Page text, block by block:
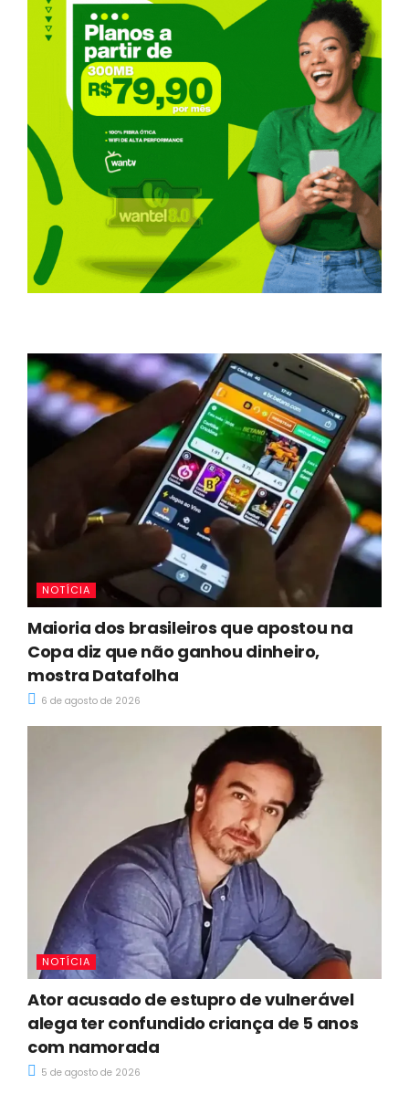
NOTÍCIA
Maioria dos brasileiros que apostou na
Copa diz que não ganhou dinheiro,
mostra Datafolha
6 de agosto de 2026
NOTÍCIA
Ator acusado de estupro de vulnerável
alega ter confundido criança de 5 anos
com namorada
5 de agosto de 2026